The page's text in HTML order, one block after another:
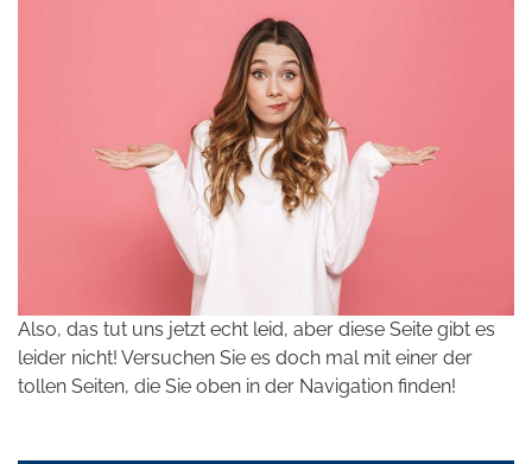
Also, das tut uns jetzt echt leid, aber diese Seite gibt es
leider nicht! Versuchen Sie es doch mal mit einer der
tollen Seiten, die Sie oben in der Navigation finden!